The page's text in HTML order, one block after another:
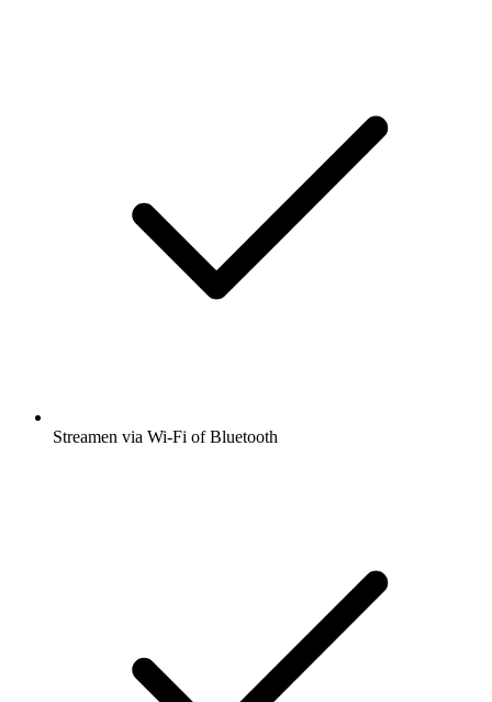
Streamen via Wi-Fi of Bluetooth